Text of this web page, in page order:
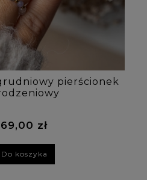
pierścionek
69,00 zł
Do koszyka